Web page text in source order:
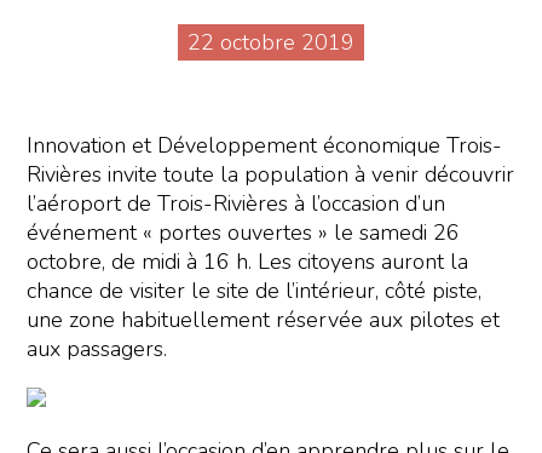
22 octobre 2019
Innovation et Développement économique Trois-
Rivières invite toute la population à venir découvrir
l’aéroport de Trois-Rivières à l’occasion d’un
événement « portes ouvertes » le samedi 26
octobre, de midi à 16 h. Les citoyens auront la
chance de visiter le site de l’intérieur, côté piste,
une zone habituellement réservée aux pilotes et
aux passagers.